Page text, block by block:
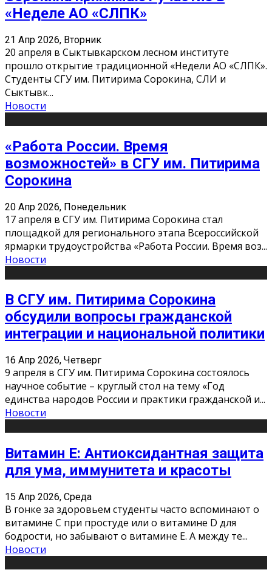
«Неделе АО «СЛПК»
21 Апр 2026, Вторник
20 апреля в Сыктывкарском лесном институте
прошло открытие традиционной «Недели АО «СЛПК».
Студенты СГУ им. Питирима Сорокина, СЛИ и
Сыктывк...
Новости
«Работа России. Время
возможностей» в СГУ им. Питирима
Сорокина
20 Апр 2026, Понедельник
17 апреля в СГУ им. Питирима Сорокина стал
площадкой для регионального этапа Всероссийской
ярмарки трудоустройства «Работа России. Время воз...
Новости
В СГУ им. Питирима Сорокина
обсудили вопросы гражданской
интеграции и национальной политики
16 Апр 2026, Четверг
9 апреля в СГУ им. Питирима Сорокина состоялось
научное событие – круглый стол на тему «Год
единства народов России и практики гражданской и...
Новости
Витамин Е: Антиоксидантная защита
для ума, иммунитета и красоты
15 Апр 2026, Среда
В гонке за здоровьем студенты часто вспоминают о
витамине С при простуде или о витамине D для
бодрости, но забывают о витамине Е. А между те...
Новости